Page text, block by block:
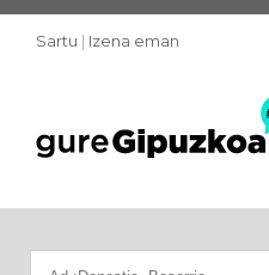
Sartu | Izena eman